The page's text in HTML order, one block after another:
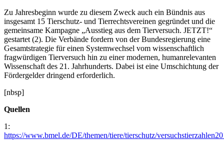
Zu Jahresbeginn wurde zu diesem Zweck auch ein Bündnis aus
insgesamt 15 Tierschutz- und Tierrechtsvereinen gegründet und die
gemeinsame Kampagne „Ausstieg aus dem Tierversuch. JETZT!“
gestartet (2). Die Verbände fordern von der Bundesregierung eine
Gesamtstrategie für einen Systemwechsel vom wissenschaftlich
fragwürdigen Tierversuch hin zu einer modernen, humanrelevanten
Wissenschaft des 21. Jahrhunderts. Dabei ist eine Umschichtung der
Fördergelder dringend erforderlich.
[nbsp]
Quellen
1:
https://www.bmel.de/DE/themen/tiere/tierschutz/